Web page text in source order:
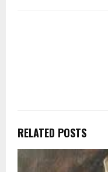
RELATED POSTS